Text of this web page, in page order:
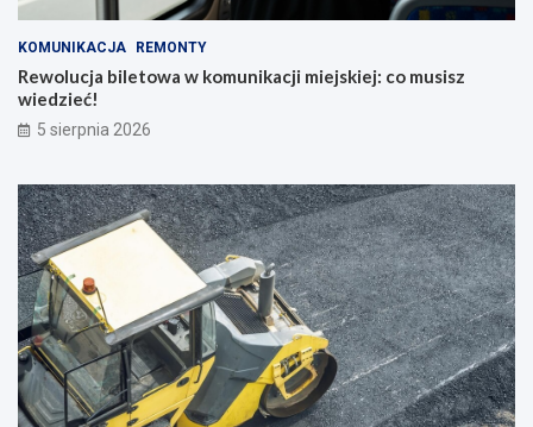
KOMUNIKACJA REMONTY
Rewolucja biletowa w komunikacji miejskiej: co musisz
wiedzieć!
5 sierpnia 2026